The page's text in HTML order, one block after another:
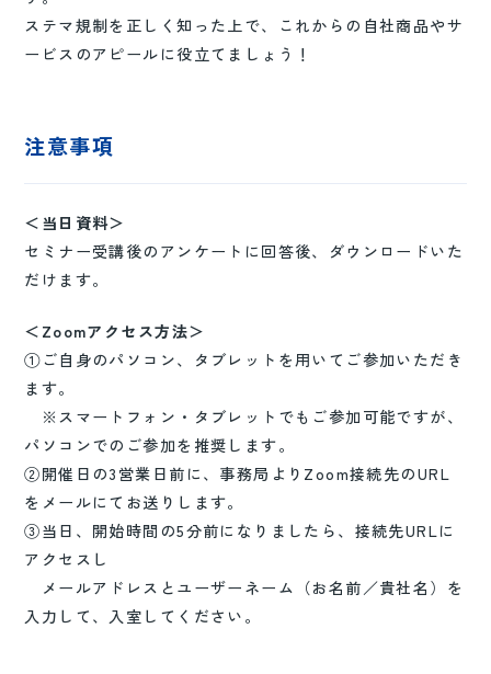
ステマ規制を正しく知った上で、これからの自社商品やサ
ービスのアピールに役立てましょう！
注意事項
＜当日資料＞
セミナー受講後のアンケートに回答後、ダウンロードいた
だけます。
＜Zoomアクセス方法＞
①ご自身のパソコン、タブレットを用いてご参加いただき
ます。
※スマートフォン・タブレットでもご参加可能ですが、
パソコンでのご参加を推奨します。
②開催日の3営業日前に、事務局よりZoom接続先のURL
をメールにてお送りします。
③当日、開始時間の5分前になりましたら、接続先URLに
アクセスし
メールアドレスとユーザーネーム（お名前／貴社名）を
入力して、入室してください。